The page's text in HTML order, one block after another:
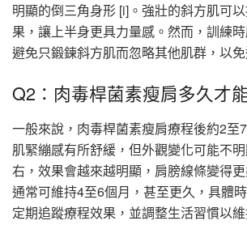
明顯的倒三角身形 [i]。強壯的斜方肌可
果，讓上半身更具力量感。然而，訓練
避免只鍛鍊斜方肌而忽略其他肌群，以
Q2：肉毒桿菌素瘦肩多久才
一般來說，肉毒桿菌素瘦肩療程後約2至
肌緊繃感有所舒緩，但外觀變化可能不
右，效果會越來越明顯，肩膀線條變得
通常可維持4至6個月，甚至更久，具體
定期追蹤療程效果，並調整生活習慣以